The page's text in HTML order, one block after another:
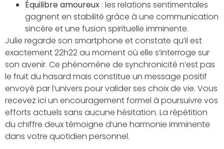
Équilibre amoureux : les relations sentimentales
gagnent en stabilité grâce à une communication
sincère et une fusion spirituelle imminente.
Julie regarde son smartphone et constate qu’il est
exactement 22h22 au moment où elle s’interroge sur
son avenir. Ce phénomène de synchronicité n’est pas
le fruit du hasard mais constitue un message positif
envoyé par l’univers pour valider ses choix de vie. Vous
recevez ici un encouragement formel à poursuivre vos
efforts actuels sans aucune hésitation. La répétition
du chiffre deux témoigne d’une harmonie imminente
dans votre quotidien personnel.